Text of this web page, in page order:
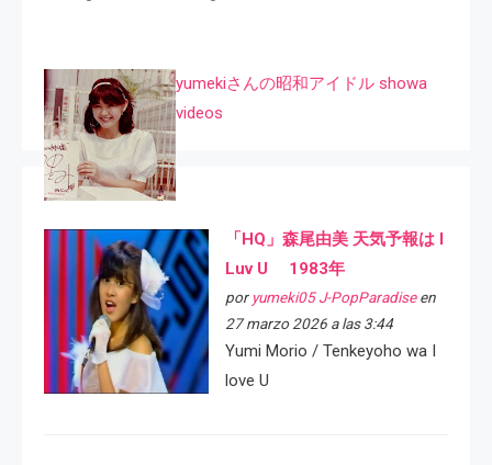
yumekiさんの昭和アイドル showa
videos
「HQ」森尾由美 天気予報は I
Luv U 1983年
por yumeki05 J-PopParadiseen
27 marzo 2026 a las 3:44
Yumi Morio / Tenkeyoho wa I
love U